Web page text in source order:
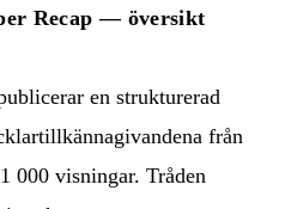
Recap — översikt
en strukturerad
från
000 visningar. Tråden